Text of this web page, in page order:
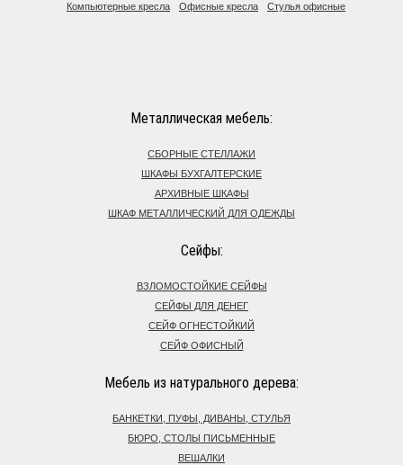
Компьютерные кресла
Офисные кресла Стулья офисные
Металлическая мебель:
СБОРНЫЕ СТЕЛЛАЖИ
ШКАФЫ БУХГАЛТЕРСКИЕ
АРХИВНЫЕ ШКАФЫ
ШКАФ МЕТАЛЛИЧЕСКИЙ ДЛЯ ОДЕЖДЫ
Сейфы:
ВЗЛОМОСТОЙКИЕ СЕЙФЫ
СЕЙФЫ ДЛЯ ДЕНЕГ
СЕЙФ ОГНЕСТОЙКИЙ
СЕЙФ ОФИСНЫЙ
Мебель из натурального дерева:
БАНКЕТКИ, ПУФЫ, ДИВАНЫ, СТУЛЬЯ
БЮРО, СТОЛЫ ПИСЬМЕННЫЕ
ВЕШАЛКИ